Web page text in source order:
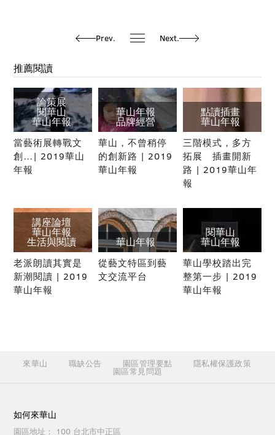
Prev. Next.
推薦閱讀
論策展
閱華山
華山年報
當藝術展轉戰文
創…| 2019華山
年報
華山年報
品牌經營
華山，不曾稍停
的創新路 | 2019
華山年報
點讀插畫
華山年報
三階模式，多方
拓展 插畫開新
路 | 2019華山年
報
講座論壇
華山年報
生活與閱讀
老派朗讀其實是
新潮閱讀 | 2019
華山年報
華山年報
從藝文特區到藝
文交流平台
閱華山
華山年報
華山學校踏出完
整第一步 | 2019
華山年報
來華山 職缺公告 園區管理要點 隱私權保護政策
園區常見問題
如何來華山
園區地址： 100 台北市中正區